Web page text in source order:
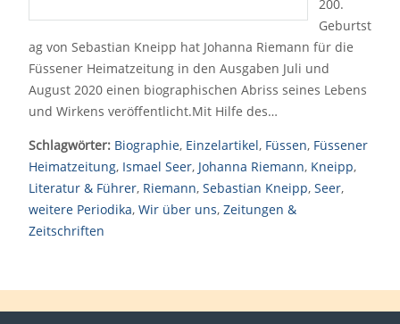
200.
Geburtst
ag von Sebastian Kneipp hat Johanna Riemann für die
Füssener Heimatzeitung in den Ausgaben Juli und
August 2020 einen biographischen Abriss seines Lebens
und Wirkens veröffentlicht.Mit Hilfe des…
Schlagwörter: Biographie, Einzelartikel, Füssen, Füssener
Heimatzeitung, Ismael Seer, Johanna Riemann, Kneipp,
Literatur & Führer, Riemann, Sebastian Kneipp, Seer,
weitere Periodika, Wir über uns, Zeitungen &
Zeitschriften